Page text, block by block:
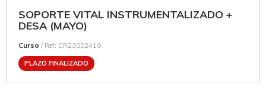
SOPORTE VITAL INSTRUMENTALIZADO +
DESA (MAYO)
Curso / Ref: CR23002410
PLAZO FINALIZADO